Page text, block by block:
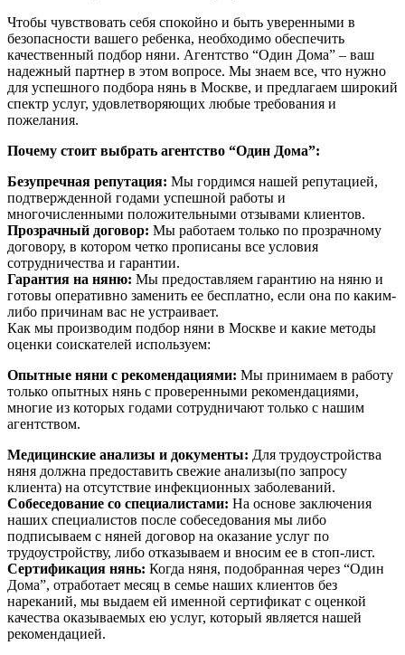
Чтобы чувствовать себя спокойно и быть уверенными в
безопасности вашего ребенка, необходимо обеспечить
качественный подбор няни. Агентство “Один Дома” – ваш
надежный партнер в этом вопросе. Мы знаем все, что нужно
для успешного подбора нянь в Москве, и предлагаем широкий
спектр услуг, удовлетворяющих любые требования и
пожелания.
Почему стоит выбрать агентство “Один Дома”:
Безупречная репутация: Мы гордимся нашей репутацией,
подтвержденной годами успешной работы и
многочисленными положительными отзывами клиентов.
Прозрачный договор: Мы работаем только по прозрачному
договору, в котором четко прописаны все условия
сотрудничества и гарантии.
Гарантия на няню: Мы предоставляем гарантию на няню и
готовы оперативно заменить ее бесплатно, если она по каким-
либо причинам вас не устраивает.
Как мы производим подбор няни в Москве и какие методы
оценки соискателей используем:
Опытные няни с рекомендациями: Мы принимаем в работу
только опытных нянь с проверенными рекомендациями,
многие из которых годами сотрудничают только с нашим
агентством.
Медицинские анализы и документы: Для трудоустройства
няня должна предоставить свежие анализы(по запросу
клиента) на отсутствие инфекционных заболеваний.
Собеседование со специалистами: На основе заключения
наших специалистов после собеседования мы либо
подписываем с няней договор на оказание услуг по
трудоустройству, либо отказываем и вносим ее в стоп-лист.
Сертификация нянь: Когда няня, подобранная через “Один
Дома”, отработает месяц в семье наших клиентов без
нареканий, мы выдаем ей именной сертификат с оценкой
качества оказываемых ею услуг, который является нашей
рекомендацией.